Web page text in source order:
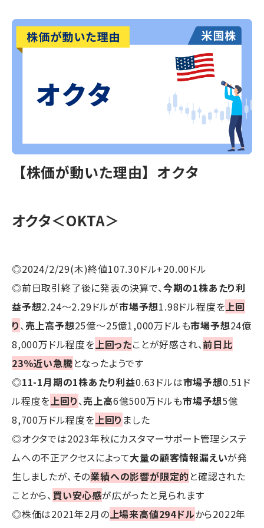
【株価が動いた理由】オクタ
オクタ＜OKTA＞
◎2024/2/29(木)終値107.30ドル+20.00ドル
◎前日取引終了後に発表の決算で、今期の1株あたり利
益予想2.24～2.29ドルが市場予想1.98ドル程度を 上回
り、 売上高予想25億～25億1,000万ドルも市場予想24億
8,000万ドル程度を 上回ったことが好感され、前日比
23％近い急騰となったようです
◎11-1月期の1株あたり利益0.63ドルは市場予想0.51ド
ル程度を 上回り、売上高6億500万ドルも市場予想5億
8,700万ドル程度を 上回り ました
◎オクタでは2023年秋にカスタマーサポート管理システ
ムへの不正アクセスによって大量の顧客情報漏えいが発
生しましたが、その業績への影響が限定的 と確認された
ことから、 買い安心感が広がったと見られます
◎株価は2021年2月の 上場来高値294ドルから2022年